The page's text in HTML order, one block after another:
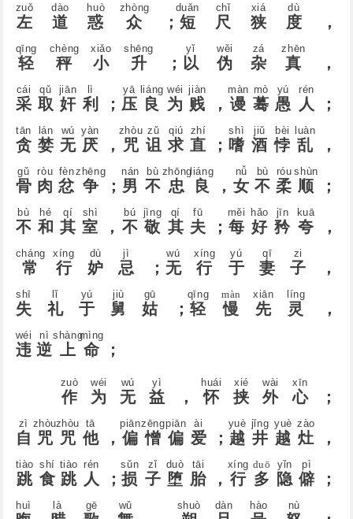
左
zuǒ
道
dào
惑
huò
众
zhònɡ
； 短
duǎn
尺
chǐ
狭
xiá
度
dù
，
轻
qīnɡ
秤
chènɡ
小
xiǎo
升
shēnɡ
； 以
yǐ
伪
wěi
杂
zá
真
zhēn
，
采
cái
取
qǔ
奸
jiān
利
lì
； 压
yā
良
liánɡ
为
wéi
贱
jiàn
， 谩
màn
蓦
mò
愚
yú
人
rén
；
贪
tān
婪
lán
无
wú
厌
yàn
， 咒
zhòu
诅
zǔ
求
qiú
直
zhí
； 嗜
shì
酒
jiǔ
悖
bèi
乱
luàn
，
骨
ɡǔ
肉
ròu
忿
fèn
争
zhēnɡ
； 男
nán
不
bù
忠
zhōnɡ
良
liánɡ
， 女
nǚ
不
bù
柔
róu
顺
shùn
；
不
bù
和
hé
其
qí
室
shì
， 不
bú
敬
jìnɡ
其
qí
夫
fū
； 每
měi
好
hǎo
矜
jīn
夸
kuā
，
常
chánɡ
行
xínɡ
妒
dù
忌
jì
； 无
wú
行
xínɡ
于
yú
妻
qī
子
zi
，
失
shī
礼
lǐ
于
yú
舅
jiù
姑
ɡū
； 轻
qīnɡ
慢
màn
先
xiān
灵
línɡ
，
违
wéi
逆
nì
上
shànɡ
命
mìnɡ
；
作
zuò
为
wéi
无
wú
益
yì
，怀
huái
挟
xié
外
wài
心
xīn
；
自
zì
咒
zhòu
咒
zhòu
他
tā
，偏
piān
憎
zēnɡ
偏
piān
爱
ài
； 越
yuè
井
jǐnɡ
越
yuè
灶
zào
，
跳
tiào
食
shí
跳
tiào
人
rén
；损
sǔn
子
zǐ
堕
duò
胎
tāi
， 行
xínɡ
多
duō
隐
yǐn
僻
pì
；
huì là ɡē wǔ shuò dàn hào nù